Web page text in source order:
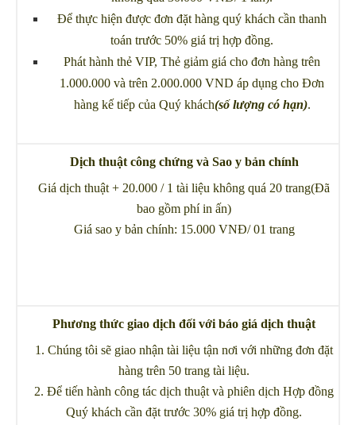
Để thực hiện được đơn đặt hàng quý khách cần thanh
toán trước 50% giá trị hợp đồng.
Phát hành thẻ VIP, Thẻ giảm giá cho đơn hàng trên
1.000.000 và trên 2.000.000 VND áp dụng cho Đơn
hàng kế tiếp của Quý khách(số lượng có hạn).
Dịch thuật công chứng và Sao y bản chính
Giá dịch thuật + 20.000 / 1 tài liệu không quá 20 trang(Đã
bao gồm phí in ấn)
Giá sao y bản chính: 15.000 VNĐ/ 01 trang
Phương thức giao dịch đối với báo giá dịch thuật
1. Chúng tôi sẽ giao nhận tài liệu tận nơi với những đơn đặt
hàng trên 50 trang tài liệu.
2. Để tiến hành công tác dịch thuật và phiên dịch Hợp đồng
Quý khách cần đặt trước 30% giá trị hợp đồng.